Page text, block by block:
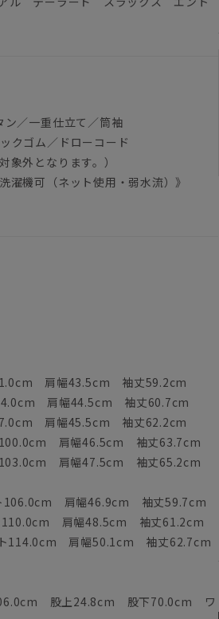
ン／一重仕立て／筒袖
クゴム／ドローコード
象外となります。）
濯機可（ネット使用・弱水流）》
肩幅43.5cm 袖丈59.2cm
肩幅44.5cm 袖丈60.7cm
肩幅45.5cm 袖丈62.2cm
肩幅46.5cm 袖丈63.7cm
肩幅47.5cm 袖丈65.2cm
106.0cm 肩幅46.9cm 袖丈59.7cm
110.0cm 肩幅48.5cm 袖丈61.2cm
114.0cm 肩幅50.1cm 袖丈62.7cm
股上24.8cm 股下70.0cm ワ